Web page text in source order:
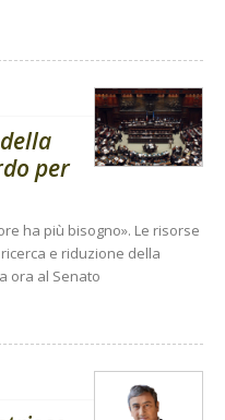
per
ha più bisogno». Le risorse
e riduzione della
ora al Senato